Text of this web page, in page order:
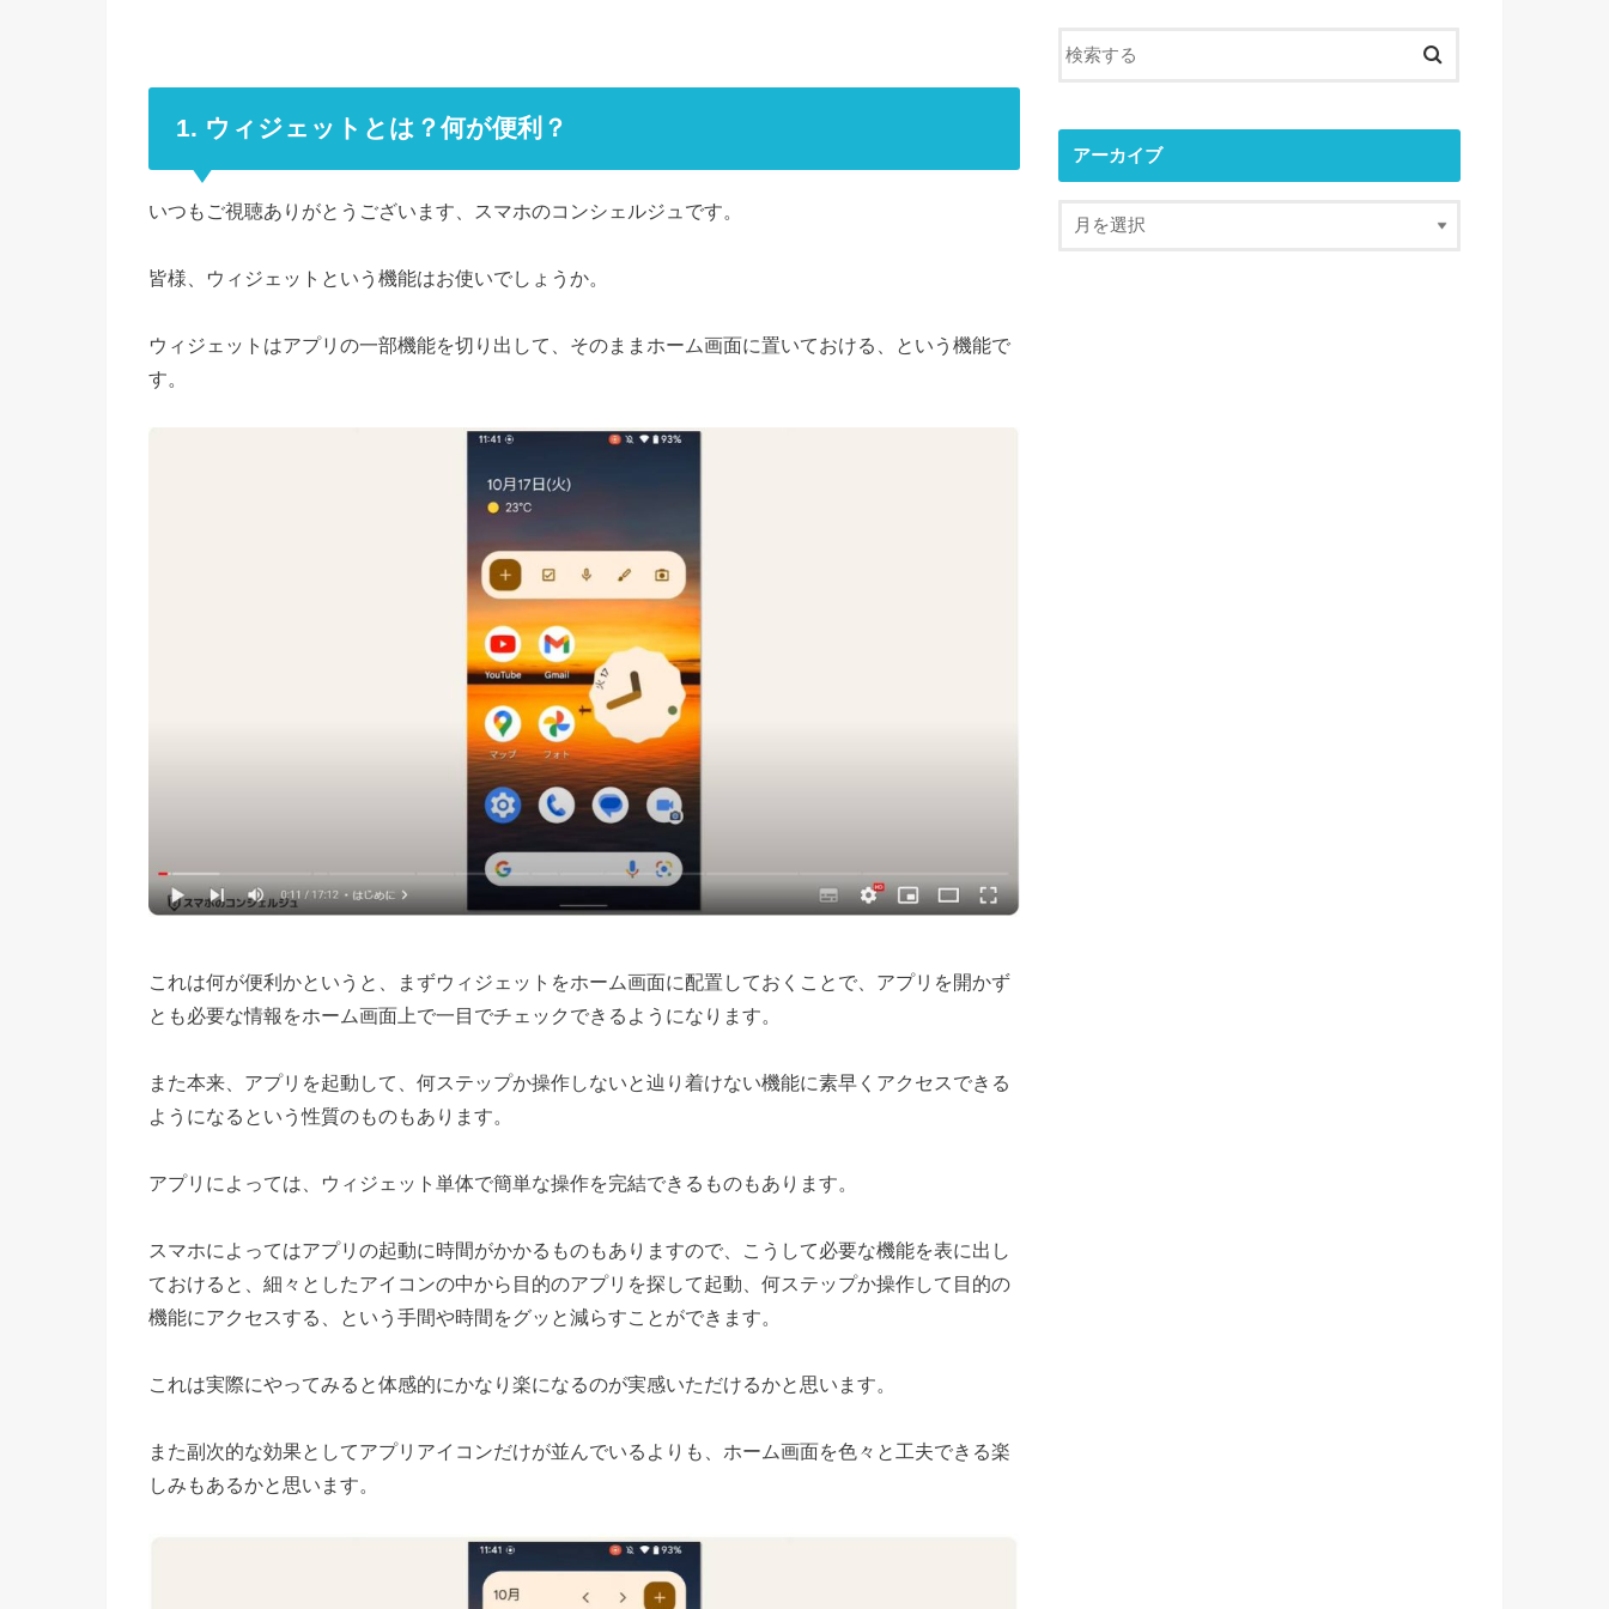
1. ウィジェットとは？何が便利？
いつもご視聴ありがとうございます、スマホのコンシェルジュです。
皆様、ウィジェットという機能はお使いでしょうか。
ウィジェットはアプリの一部機能を切り出して、そのままホーム画面に置いておける、という機能で
す。
これは何が便利かというと、まずウィジェットをホーム画面に配置しておくことで、アプリを開かず
とも必要な情報をホーム画面上で一目でチェックできるようになります。
また本来、アプリを起動して、何ステップか操作しないと辿り着けない機能に素早くアクセスできる
ようになるという性質のものもあります。
アプリによっては、ウィジェット単体で簡単な操作を完結できるものもあります。
スマホによってはアプリの起動に時間がかかるものもありますので、こうして必要な機能を表に出し
ておけると、細々としたアイコンの中から目的のアプリを探して起動、何ステップか操作して目的の
機能にアクセスする、という手間や時間をグッと減らすことができます。
これは実際にやってみると体感的にかなり楽になるのが実感いただけるかと思います。
また副次的な効果としてアプリアイコンだけが並んでいるよりも、ホーム画面を色々と工夫できる楽
しみもあるかと思います。
アーカイブ